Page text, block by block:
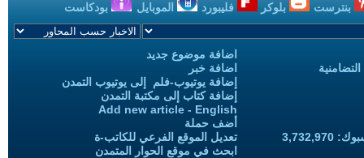
بنترست بلوكر فليبورد الموبايل بودكاست
اضافة موضوع جديد
اضافة خبر
إضافة يوتيوب-فلم إلى يوتيوب التمدن
إضافة كتاب إلى مكتبة التمدن
Add new article - English
أضف حملة
تعديل الموقع الفرعي للكاتب-ة
ابحث في موقع الحوار المتمدن